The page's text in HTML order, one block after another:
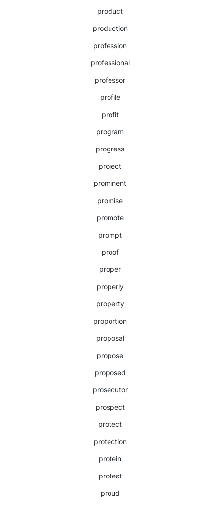
product
production
profession
professional
professor
profile
profit
program
progress
project
prominent
promise
promote
prompt
proof
proper
properly
property
proportion
proposal
propose
proposed
prosecutor
prospect
protect
protection
protein
protest
proud